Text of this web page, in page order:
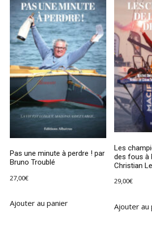
Pas une minute à perdre ! par
Bruno Troublé
27,00€
Ajouter au panier
Les
des fous à
Christian
29,00€
Ajouter au